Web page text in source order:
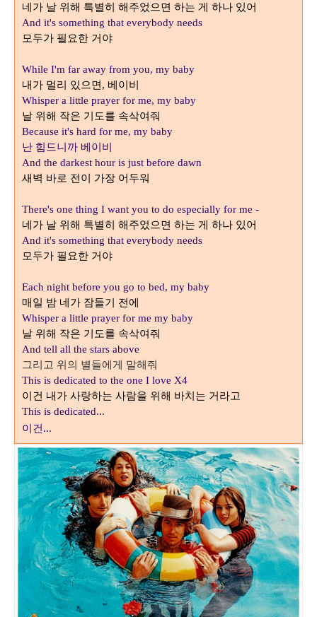
네가 날 위해 특별히 해주었으면 하는 게 하나 있어
And it's something that everybody needs
모두가 필요한 거야
While I'm far away from you, my baby
내가 멀리 있으면 , 베이비
Whisper a little prayer for me, my baby
날 위해 작은 기도를 속삭여줘
Because it's hard for me, my baby
난 힘드니까 베이비
And the darkest hour is just before dawn
새벽 바로 전이 가장 어두워
There's one thing I want you to do especially for me -
네가 날 위해 특별히 해주었으면 하는 게 하나 있어
And it's something that everybody needs
모두가 필요한 거야
Each night before you go to bed, my baby
매일 밤 네가 잠들기 전에
Whisper a little prayer for me my baby
날 위해 작은 기도를 속삭여줘
And tell all the stars above
그리고 위의 별들에게 말해줘
This is dedicated to the one I love X4
이건 내가 사랑하는 사람을 위해 바치는 거라고
This is dedicated...
이건...